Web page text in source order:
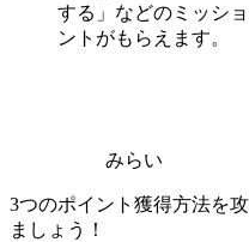
する」などのミッシ
ントがもらえます。
みらい
3つのポイント獲得方法を
ましょう！